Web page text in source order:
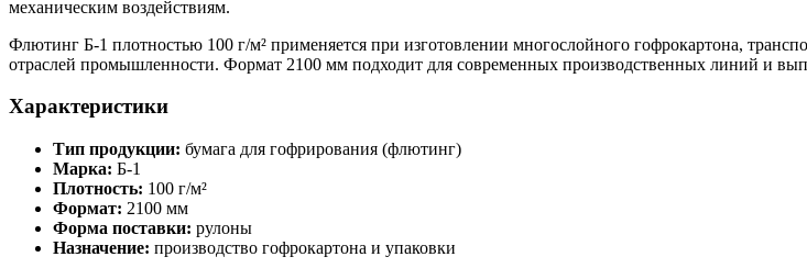
механическим воздействиям.
Флютинг Б-1 плотностью 100 г/м² применяется при изготовлении многослойного гофрокартона,
отраслей промышленности. Формат 2100 мм подходит для современных производственных линий и
Характеристики
Тип продукции: бумага для гофрирования (флютинг)
Марка: Б-1
Плотность: 100 г/м²
Формат: 2100 мм
Форма поставки: рулоны
Назначение: производство гофрокартона и упаковки